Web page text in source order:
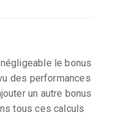
le bonus
des performances
un autre bonus
tous ces calculs